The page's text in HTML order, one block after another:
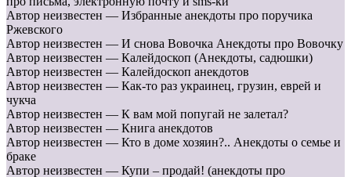
Автор неизвестен — Избранные анекдоты про поручика
Ржевского
Автор неизвестен — И снова Вовочка Анекдоты про Вовочку
Автор неизвестен — Калейдоскоп (Анекдоты, садюшки)
Автор неизвестен — Калейдоскоп анекдотов
Автор неизвестен — Как-то раз украинец, грузин, еврей и
чукча
Автор неизвестен — К вам мой попугай не залетал?
Автор неизвестен — Книга анекдотов
Автор неизвестен — Кто в доме хозяин?.. Анекдоты о семье и
браке
Автор неизвестен — Купи – продай! (анекдоты про